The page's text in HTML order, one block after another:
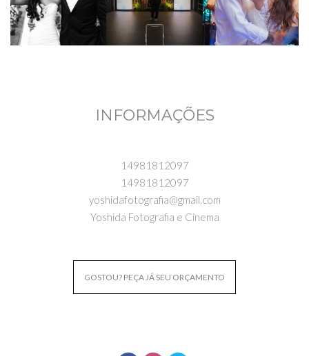
INFORMAÇÕES
14981812097
14981812097
yoshidafotografia@gmail.com
Yoshida Fotografia e Cinema
GOSTOU? PEÇA JÁ SEU ORÇAMENTO